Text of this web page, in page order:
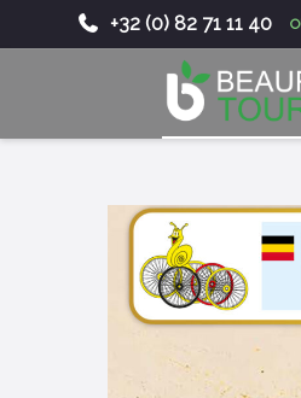
-
+32 (0) 82 71 11 40